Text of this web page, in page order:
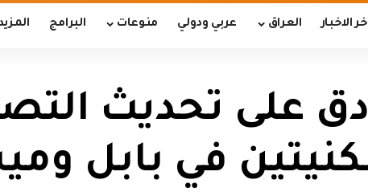
الاخبار العراق عربي ودولي منوعات البرامج
على تحديث
في بابل